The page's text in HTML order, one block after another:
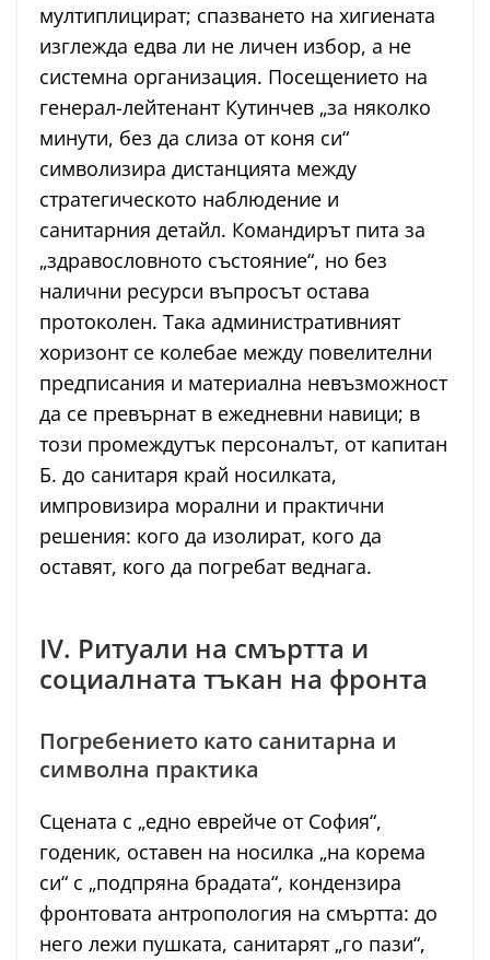
мултиплицират; спазването на хигиената
изглежда едва ли не личен избор, а не
системна организация. Посещението на
генерал-лейтенант Кутинчев „за няколко
минути, без да слиза от коня си“
символизира дистанцията между
стратегическото наблюдение и
санитарния детайл. Командирът пита за
„здравословното състояние“, но без
налични ресурси въпросът остава
протоколен. Така административният
хоризонт се колебае между повелителни
предписания и материална невъзможност
да се превърнат в ежедневни навици; в
този промеждутък персоналът, от капитан
Б. до санитаря край носилката,
импровизира морални и практични
решения: кого да изолират, кого да
оставят, кого да погребат веднага.
IV. Ритуали на смъртта и
социалната тъкан на фронта
Погребението като санитарна и
символна практика
Сцената с „едно еврейче от София“,
годеник, оставен на носилка „на корема
си“ с „подпряна брадата“, кондензира
фронтовата антропология на смъртта: до
него лежи пушката, санитарят „го пази“,